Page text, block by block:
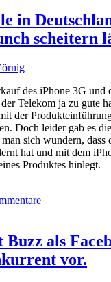
in
scheitern
des iPhone 3G und
Telekom ja zu gute
der
Doch leider gab es
sich wundern, dass
hat und mit dem
Produktes hinlegt.
Buzz als
vor.